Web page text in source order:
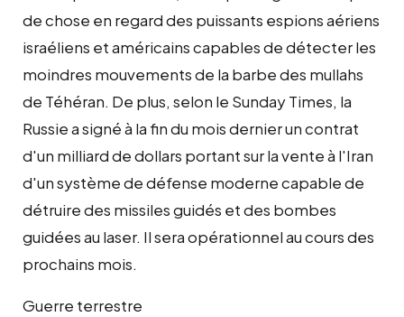
de chose en regard des puissants espions aériens
israéliens et américains capables de détecter les
moindres mouvements de la barbe des mullahs
de Téhéran. De plus, selon le Sunday Times, la
Russie a signé à la fin du mois dernier un contrat
d'un milliard de dollars portant sur la vente à l'Iran
d'un système de défense moderne capable de
détruire des missiles guidés et des bombes
guidées au laser. Il sera opérationnel au cours des
prochains mois.
Guerre terrestre